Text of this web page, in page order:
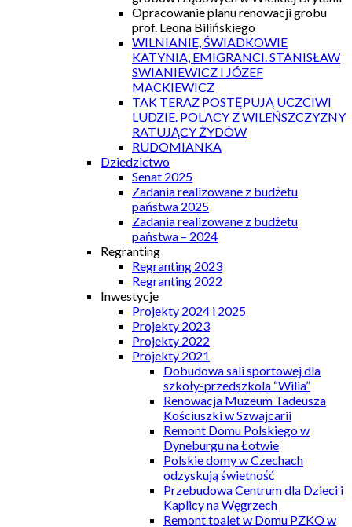
Opracowanie planu renowacji grobu
prof. Leona Bilińskiego
WILNIANIE, ŚWIADKOWIE
KATYNIA, EMIGRANCI. STANISŁAW
SWIANIEWICZ I JÓZEF
MACKIEWICZ
TAK TERAZ POSTĘPUJĄ UCZCIWI
LUDZIE. POLACY Z WILEŃSZCZYZNY
RATUJĄCY ŻYDÓW
RUDOMIANKA
Dziedzictwo
Senat 2025
Zadania realizowane z budżetu
państwa 2025
Zadania realizowane z budżetu
państwa – 2024
Regranting
Regranting 2023
Regranting 2022
Inwestycje
Projekty 2024 i 2025
Projekty 2023
Projekty 2022
Projekty 2021
Dobudowa sali sportowej dla
szkoły-przedszkola “Wilia”
Renowacja Muzeum Tadeusza
Kościuszki w Szwajcarii
Remont Domu Polskiego w
Dyneburgu na Łotwie
Polskie domy w Czechach
odzyskują świetność
Przebudowa Centrum dla Dzieci i
Kaplicy na Węgrzech
Remont toalet w Domu PZKO w